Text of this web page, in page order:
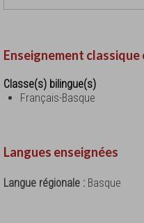
Enseignement
Classe(s) bilingue(s)
Français-Basque
Langues enseignées
Langue régionale : Basque